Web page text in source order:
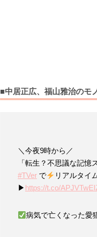
■中居正広、福山雅治のモ
＼今夜9時から／
「転生？不思議な記憶
#TVer で
リアルタイ
▶︎ https://t.co/
病気で亡くなった愛